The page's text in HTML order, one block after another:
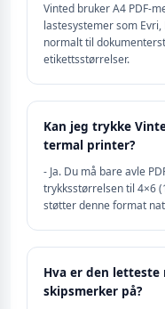
Vinted bruker A4 PDF-
lastesystemer som
normalt til
etikettsstørrelser.
Kan jeg trykke
termal printer?
- Ja. Du må bare avle
trykksstørrelsen til 4×6
støtter denne format
Hva er den letteste
skipsmerker på?